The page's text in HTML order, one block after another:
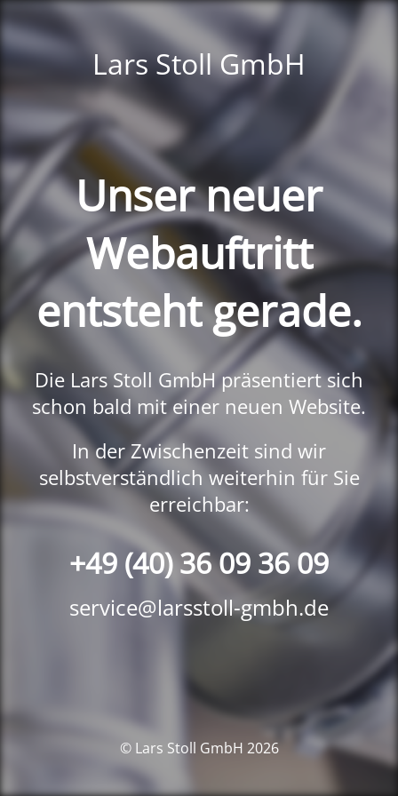
Lars Stoll GmbH
Unser neuer
Webauftritt
entsteht gerade.
Die Lars Stoll GmbH präsentiert sich
schon bald mit einer neuen Website.
In der Zwischenzeit sind wir
selbstverständlich weiterhin für Sie
erreichbar:
+49 (40) 36 09 36 09
service@larsstoll-gmbh.de
© Lars Stoll GmbH 2026